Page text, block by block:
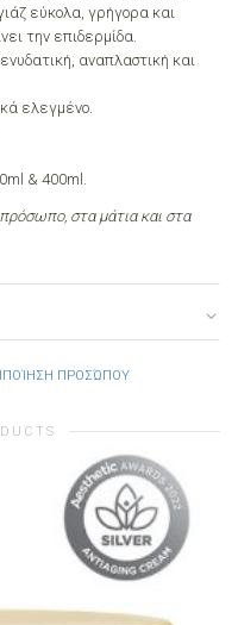
εύκολα, γρήγορα και
την επιδερμίδα.
αναπλαστική και
ελεγμένο.
& 400ml.
στα μάτια και στα
ΠΡΟΣΏΠΟΥ